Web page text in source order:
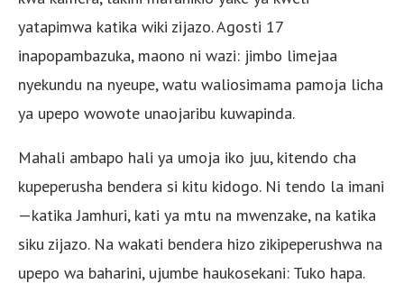
yatapimwa katika wiki zijazo. Agosti 17
inapopambazuka, maono ni wazi: jimbo limejaa
nyekundu na nyeupe, watu waliosimama pamoja licha
ya upepo wowote unaojaribu kuwapinda.
Mahali ambapo hali ya umoja iko juu, kitendo cha
kupeperusha bendera si kitu kidogo. Ni tendo la imani
—katika Jamhuri, kati ya mtu na mwenzake, na katika
siku zijazo. Na wakati bendera hizo zikipeperushwa na
upepo wa baharini, ujumbe haukosekani: Tuko hapa.